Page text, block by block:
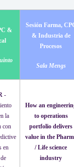
&
Sesión Farma,
& Industria de
Procesos
Sala Mengs
-
la
con
en
How an
to operations
portfolio delivers
value in the
/ Life science
industry